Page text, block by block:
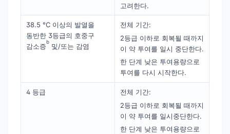
고려한다.
38.5 °C 이상의 발열을
동반한 3등급의 호중구
감소증
b
및/또는 감염
전체 기간:
2등급 이하로 회복될 때까지
이 약 투여를 일시 중단한다.
한 단계 낮은 투여용량으로
투여를 다시 시작한다.
4 등급
전체 기간:
2등급 이하로 회복될 때까지
이 약 투여를 일시중단한다.
한 단계 낮은 투여용량으로